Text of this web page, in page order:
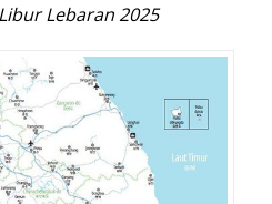
Lebaran 2025